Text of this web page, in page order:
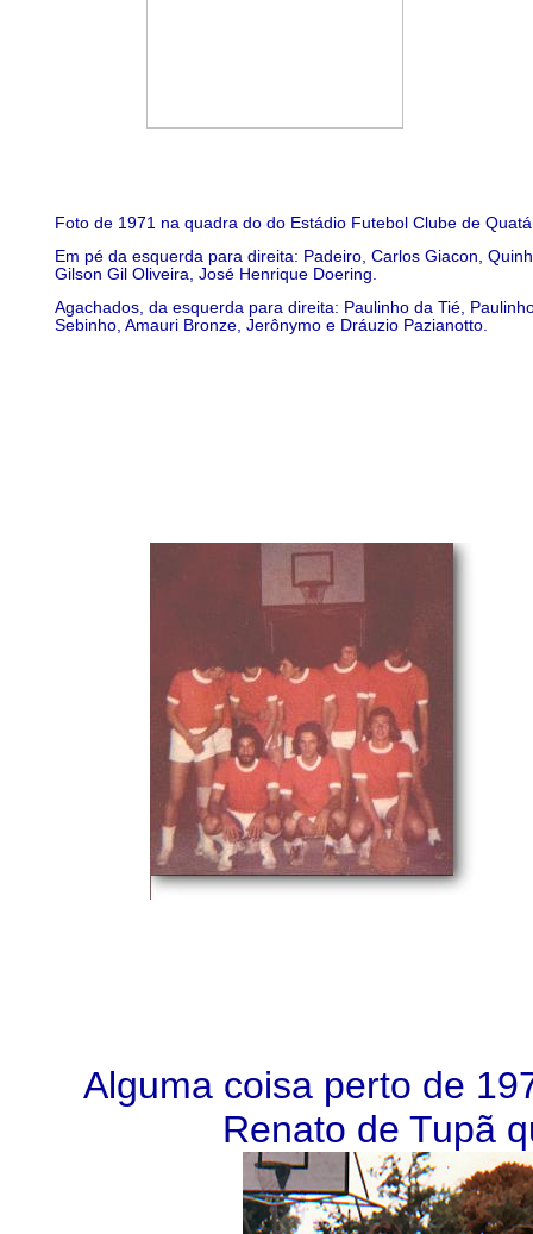
Foto de 1971 na quadra do do Estádio Futebol Clube de
Em pé da esquerda para direita: Padeiro, Carlos Giacon,
Gilson Gil Oliveira, José Henrique Doering.
Agachados, da esquerda para direita: Paulinho da Tié,
Sebinho, Amauri Bronze, Jerônymo e Dráuzio Pazianotto.
Alguma coisa perto de
Renato de Tupã